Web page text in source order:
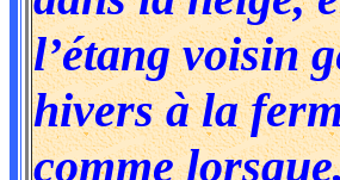
l’étang voisin
hivers à la
comme